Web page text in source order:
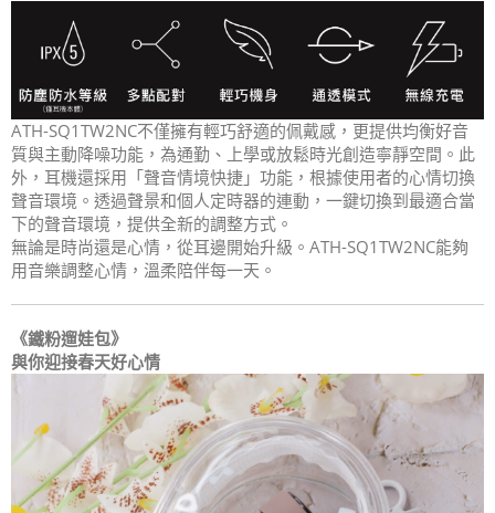
ATH-SQ1TW2NC不僅擁有輕巧舒適的佩戴感，更提供均衡好音
質與主動降噪功能，為通勤、上學或放鬆時光創造寧靜空間。此
外，耳機還採用「聲音情境快捷」功能，根據使用者的心情切換
聲音環境。透過聲景和個人定時器的連動，一鍵切換到最適合當
下的聲音環境，提供全新的調整方式。
無論是時尚還是心情，從耳邊開始升級。ATH-SQ1TW2NC能夠
用音樂調整心情，溫柔陪伴每一天。
《鐵粉遛娃包》
與你迎接春天好心情